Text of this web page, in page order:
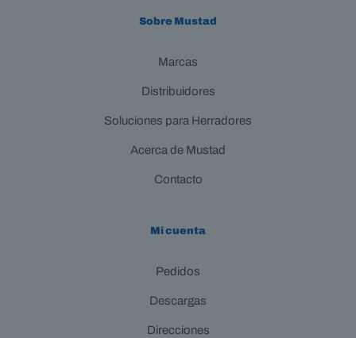
Sobre Mustad
Marcas
Distribuidores
Soluciones para Herradores
Acerca de Mustad
Contacto
Mi cuenta
Pedidos
Descargas
Direcciones